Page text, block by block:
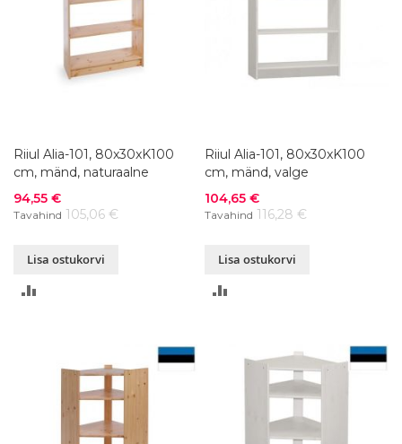
Riiul Alia-101, 80x30xK100
cm, mänd, naturaalne
Soodushind
94,55 €
Tavahind 105,06 €
Lisa ostukorvi
Riiul Alia-101, 80x30xK100
cm, mänd, valge
Soodushind
104,65 €
Tavahind 116,28 €
Lisa ostukorvi